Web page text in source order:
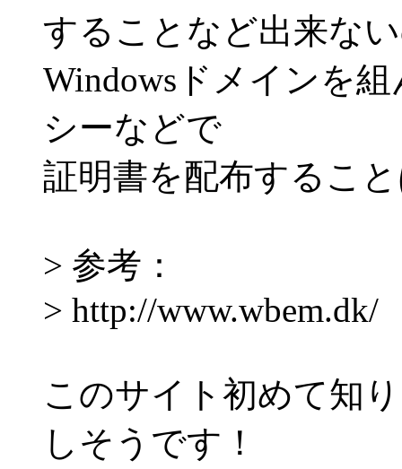
することなど出来な
Windowsドメインを
シーなどで
証明書を配布するこ
> 参考：
> http://www.wbem.dk/
このサイト初めて知
しそうです！